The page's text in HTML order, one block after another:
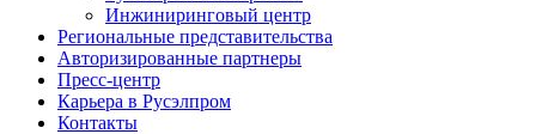
Инжиниринговый центр
Региональные представительства
Авторизированные партнеры
Пресс-центр
Карьера в Русэлпром
Контакты